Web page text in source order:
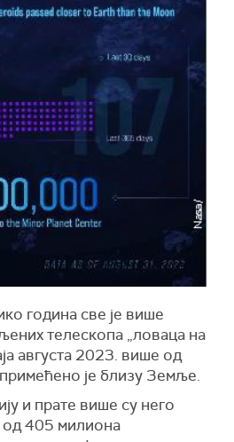
година све је више
телескопа „ловаца на
августа 2023. више од
је близу Земље.
и прате више су него
405 милиона